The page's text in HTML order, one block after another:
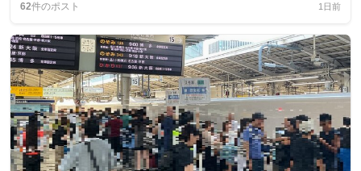
62件のポスト 1日前